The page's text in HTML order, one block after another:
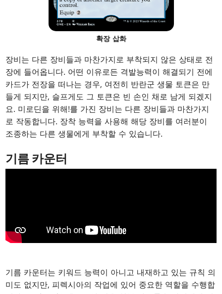
확장 삽화
장비는 다른 장비들과 마찬가지로 부착되지 않은 상태로 전
장에 들어옵니다. 어떤 이유로든 격발능력이 해결되기 전에
카드가 전장을 떠나는 경우, 여전히 반란군 생물 토큰은 만
들게 되지만, 슬프게도 그 토큰은 빈 손인 채로 남게 되겠지
요. 미로딘을 위해!를 가진 장비는 다른 장비들과 마찬가지
로 작동합니다. 장착 능력을 사용해 해당 장비를 여러분이
조종하는 다른 생물에게 부착할 수 있습니다.
기름 카운터
기름 카운터는 키워드 능력이 아니고 내재하고 있는 규칙 의
미도 없지만, 피렉시아의 작업에 있어 중요한 역할을 수행합